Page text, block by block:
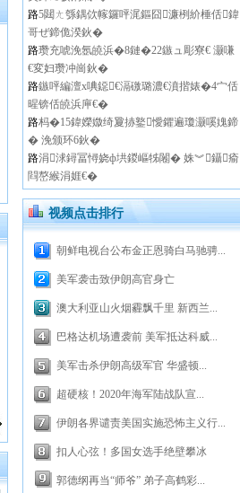
路5閮ㄤ綔鍝佽幏鑼呯浘鏂囧濂栵紒棰佸鍏
哥ぜ鍗佹湀鈥�
路瓒充唬浼氬皢浜�8鏈�22鏃ュ彫寮€ 灏嗛
€変妇瓒冲崗鈥�
路鏃呯編澶х唺鐚€滆礉璐濃€濆揩婊�4宀佸
暒锛佸皢浜庘€�
路杩�15鍏嬫媺绮夐捇鐜懓鑺遍瓊灏嗘媿鍗
� 浼颁环6鈥�
路涓浗鐞冨憳娆ф垬鍐嶇牬闂� 姝︾鑷瘉
閰嶅緱涓娾€�
视频点击排行
朝鲜电视台公布金正恩骑白马驰骋...
美军袭击致伊朗高官身亡
澳大利亚山火烟霾飘千里 新西兰...
巴格达机场遭袭前 美军抵达科威...
美军击杀伊朗高级军官 华盛顿...
超硬核！2020年海军陆战队宣...
伊朗各界谴责美国实施恐怖主义行...
扣人心弦！多国女选手绝壁攀冰
郭德纲再当“师爷” 弟子高鹤彩...